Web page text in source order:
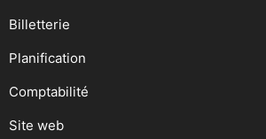
Billetterie
Planification
Comptabilité
Site web